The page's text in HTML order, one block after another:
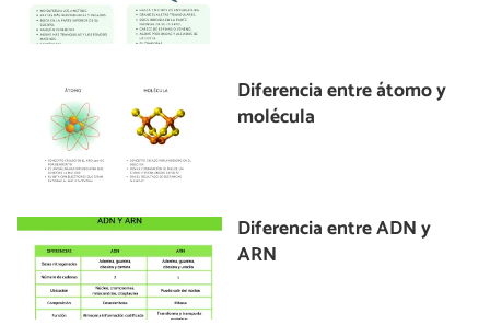
Diferencia entre átomo y
molécula
Diferencia entre ADN y
ARN